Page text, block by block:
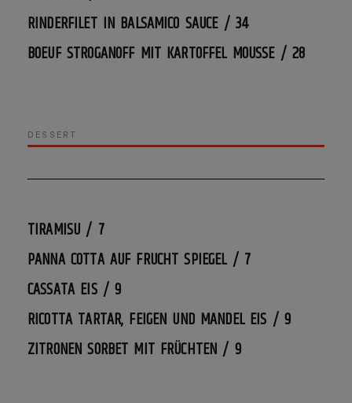
RINDERFILET IN BALSAMICO SAUCE / 34
BOEUF STROGANOFF MIT KARTOFFEL MOUSSE / 28
DESSERT
TIRAMISU / 7
PANNA COTTA AUF FRUCHT SPIEGEL / 7
CASSATA EIS / 9
RICOTTA TARTAR, FEIGEN UND MANDEL EIS / 9
ZITRONEN SORBET MIT FRÜCHTEN / 9